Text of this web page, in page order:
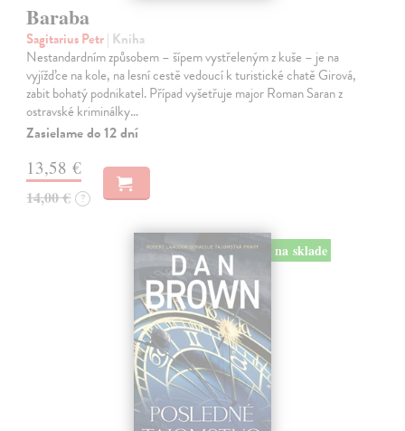
Baraba
Sagitarius Petr| Kniha
Nestandardním způsobem – šípem vystřeleným z kuše – je na
vyjížďce na kole, na lesní cestě vedoucí k turistické chatě Girová,
zabit bohatý podnikatel. Případ vyšetřuje major Roman Saran z
ostravské kriminálky…
Zasielame do 12 dní
13,58 €
14,00 € ?
na sklade